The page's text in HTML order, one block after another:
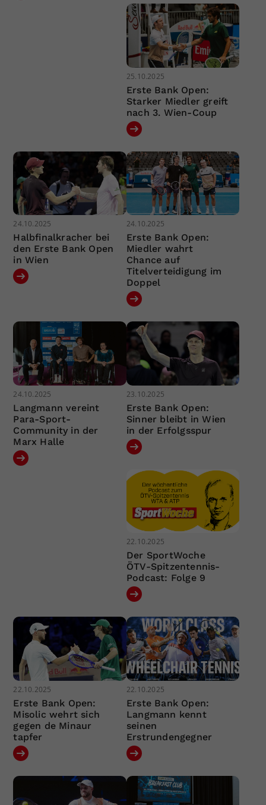
25.10.2025
Erste Bank Open:
Starker Miedler greift
nach 3. Wien-Coup
24.10.2025
Halbfinalkracher bei
den Erste Bank Open
in Wien
24.10.2025
Erste Bank Open:
Miedler wahrt
Chance auf
Titelverteidigung im
Doppel
24.10.2025
Langmann vereint
Para-Sport-
Community in der
Marx Halle
23.10.2025
Erste Bank Open:
Sinner bleibt in Wien
in der Erfolgsspur
22.10.2025
Der SportWoche
ÖTV-Spitzentennis-
Podcast: Folge 9
22.10.2025
Erste Bank Open:
Misolic wehrt sich
gegen de Minaur
tapfer
22.10.2025
Erste Bank Open:
Langmann kennt
seinen
Erstrundengegner